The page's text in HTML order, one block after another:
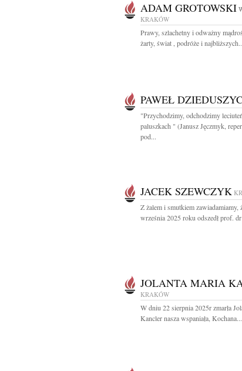
ADAM GROTOWSKI
KRAKÓW
Prawy, szlachetny i odważny
żarty, świat , podróże i
PAWEŁ
"Przychodzimy, odchodzimy
paluszkach " (Janusz Jęczmyk,
pod...
JACEK SZEWCZYK
Z żalem i smutkiem zawiadamiamy,
września 2025 roku odszedł prof.
JOLANTA MARIA
KRAKÓW
W dniu 22 sierpnia 2025r zmarła
Kancler nasza wspaniała, Kochana...